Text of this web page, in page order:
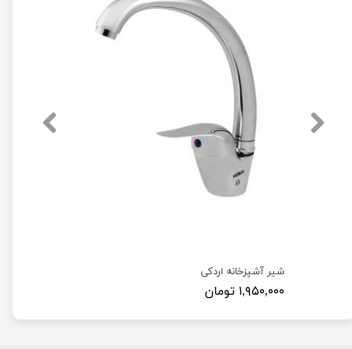
شیر آشپزخانه اردکی
۱,۹۵۰,۰۰۰ تومان